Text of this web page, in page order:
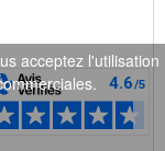
acceptez l'utilisation